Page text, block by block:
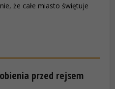
że całe miasto świętuje
przed rejsem